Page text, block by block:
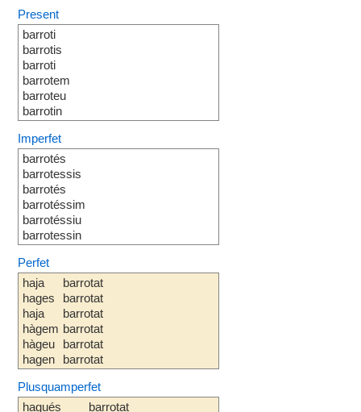
Present
barroti
barrotis
barroti
barrotem
barroteu
barrotin
Imperfet
barrotés
barrotessis
barrotés
barrotéssim
barrotéssiu
barrotessin
Perfet
haja
hages
haja
hàgem
hàgeu
hagen
barrotat
barrotat
barrotat
barrotat
barrotat
barrotat
Plusquamperfet
hagués
barrotat